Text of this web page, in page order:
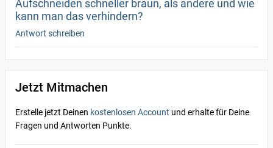
Aufschneiden schneller braun, als andere und wie
kann man das verhindern?
Antwort schreiben
Jetzt Mitmachen
Erstelle jetzt Deinen kostenlosen Account und erhalte für Deine
Fragen und Antworten Punkte.